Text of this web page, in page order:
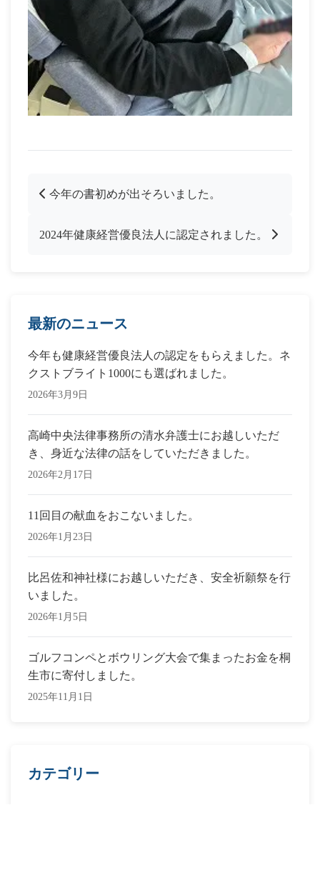
今年の書初めが出そろいました。
2024年健康経営優良法人に認定されました。
最新のニュース
今年も健康経営優良法人の認定をもらえました。ネ
クストブライト1000にも選ばれました。
2026年3月9日
高崎中央法律事務所の清水弁護士にお越しいただ
き、身近な法律の話をしていただきました。
2026年2月17日
11回目の献血をおこないました。
2026年1月23日
比呂佐和神社様にお越しいただき、安全祈願祭を行
いました。
2026年1月5日
ゴルフコンペとボウリング大会で集まったお金を桐
生市に寄付しました。
2025年11月1日
カテゴリー